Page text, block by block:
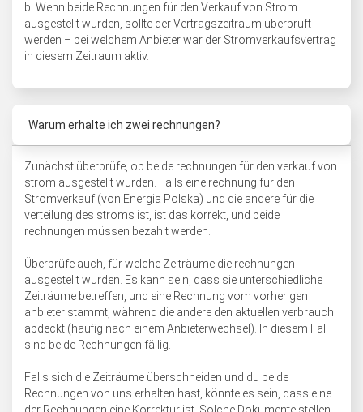
b. Wenn beide Rechnungen für den Verkauf von Strom
ausgestellt wurden, sollte der Vertragszeitraum überprüft
werden – bei welchem Anbieter war der Stromverkaufsvertrag
in diesem Zeitraum aktiv.
Warum erhalte ich zwei rechnungen?
Zunächst überprüfe, ob beide rechnungen für den verkauf von
strom ausgestellt wurden. Falls eine rechnung für den
Stromverkauf (von Energia Polska) und die andere für die
verteilung des stroms ist, ist das korrekt, und beide
rechnungen müssen bezahlt werden.
Überprüfe auch, für welche Zeiträume die rechnungen
ausgestellt wurden. Es kann sein, dass sie unterschiedliche
Zeiträume betreffen, und eine Rechnung vom vorherigen
anbieter stammt, während die andere den aktuellen verbrauch
abdeckt (häufig nach einem Anbieterwechsel). In diesem Fall
sind beide Rechnungen fällig.
Falls sich die Zeiträume überschneiden und du beide
Rechnungen von uns erhalten hast, könnte es sein, dass eine